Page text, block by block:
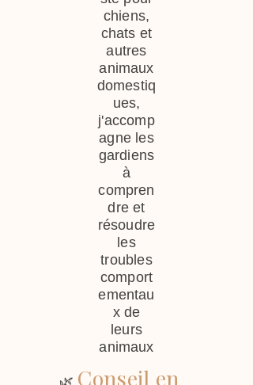
chiens,
chats et
autres
animaux
domestiq
ues,
j'accomp
agne les
gardiens
à
compren
dre et
résoudre
les
troubles
comport
ementau
x de
leurs
animaux
🌿 Conseil en